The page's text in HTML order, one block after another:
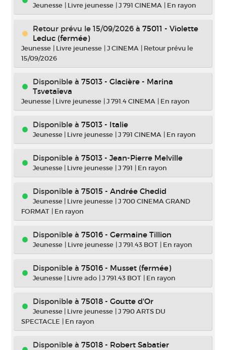
Jeunesse | Livre jeunesse |J 791 CINEMA | En rayon
Retour prévu le 15/09/2026 à 75011 - Violette
Leduc (fermée)
Jeunesse | Livre jeunesse |J CINEMA | Retour prévu le
15/09/2026
Disponible à 75013 - Glacière - Marina
Tsvetaïeva
Jeunesse | Livre jeunesse |J 791.4 CINEMA | En rayon
Disponible à 75013 - Italie
Jeunesse | Livre jeunesse |J 791 CINEMA | En rayon
Disponible à 75013 - Jean-Pierre Melville
Jeunesse | Livre jeunesse |J 791 | En rayon
Disponible à 75015 - Andrée Chedid
Jeunesse | Livre jeunesse |J 700 CINEMA GRAND
FORMAT | En rayon
Disponible à 75016 - Germaine Tillion
Jeunesse | Livre jeunesse |J 791.43 BOT | En rayon
Disponible à 75016 - Musset (fermée)
Jeunesse | Livre ado |J 791.43 BOT | En rayon
Disponible à 75018 - Goutte d'Or
Jeunesse | Livre jeunesse |J 790 ARTS DU
SPECTACLE | En rayon
Disponible à 75018 - Robert Sabatier